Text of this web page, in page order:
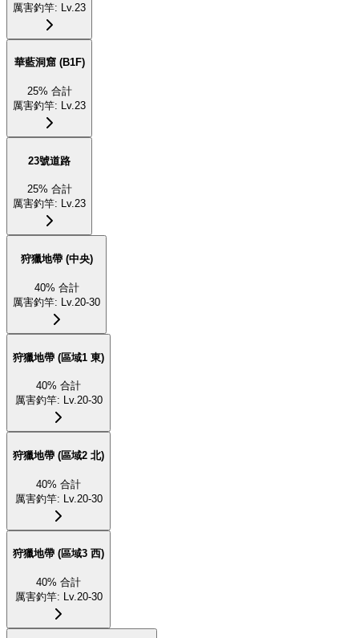
厲害釣竿: Lv.23
華藍洞窟 (B1F)
25% 合計
厲害釣竿: Lv.23
23號道路
25% 合計
厲害釣竿: Lv.23
狩獵地帶 (中央)
40% 合計
厲害釣竿: Lv.20-30
狩獵地帶 (區域1 東)
40% 合計
厲害釣竿: Lv.20-30
狩獵地帶 (區域2 北)
40% 合計
厲害釣竿: Lv.20-30
狩獵地帶 (區域3 西)
40% 合計
厲害釣竿: Lv.20-30